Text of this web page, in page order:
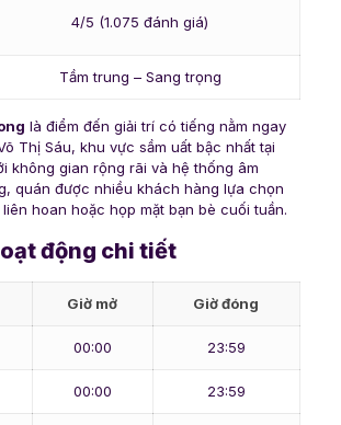
4/5 (1.075 đánh giá)
Tầm trung – Sang trọng
là điểm đến giải trí có tiếng nằm ngay
Thị Sáu, khu vực sầm uất bậc nhất tại
không gian rộng rãi và hệ thống âm
quán được nhiều khách hàng lựa chọn
hoan hoặc họp mặt bạn bè cuối tuần.
động chi tiết
Giờ mở Giờ đóng
00:00 23:59
00:00 23:59